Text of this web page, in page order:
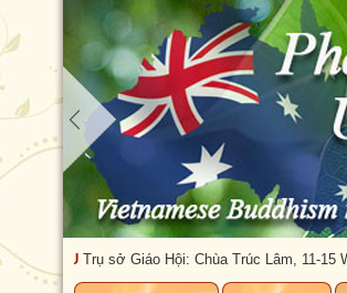
Trụ sở Giáo Hội: Chùa Trúc Lâm, 11-15